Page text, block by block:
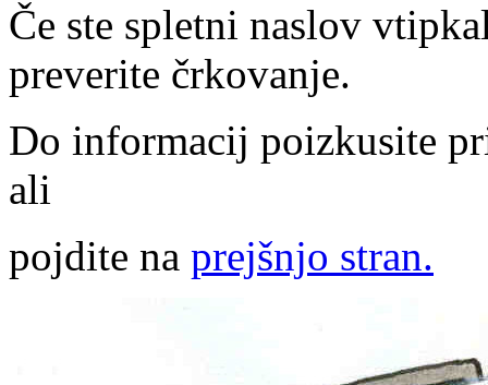
Če ste spletni naslov
preverite črkovanje.
Do informacij poizkusite
ali
pojdite na prejšnjo stran.